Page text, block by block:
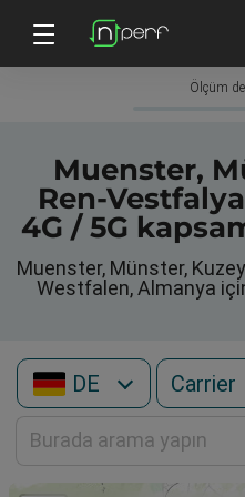
Ölçüm
Muenster,
Ren-
4G / 5G
Muenster, Münster,
Westfalen, Almanya
DE